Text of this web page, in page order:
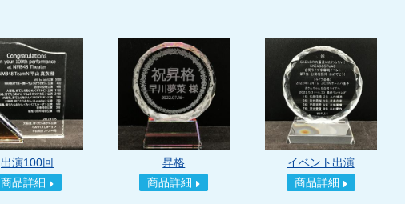
出演100回
商品詳細
昇格
商品詳細
イベント出演
商品詳細